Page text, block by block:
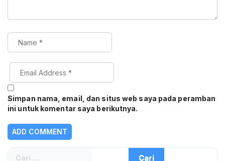
Simpan nama, email, dan situs web saya pada peramban
ini untuk komentar saya berikutnya.
Cari